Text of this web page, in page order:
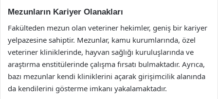
Mezunların Kariyer Olanakları
Fakülteden mezun olan veteriner hekimler, geniş bir kariyer
yelpazesine sahiptir. Mezunlar, kamu kurumlarında, özel
veteriner kliniklerinde, hayvan sağlığı kuruluşlarında ve
araştırma enstitülerinde çalışma fırsatı bulmaktadır. Ayrıca,
bazı mezunlar kendi kliniklerini açarak girişimcilik alanında
da kendilerini gösterme imkanı yakalamaktadır.